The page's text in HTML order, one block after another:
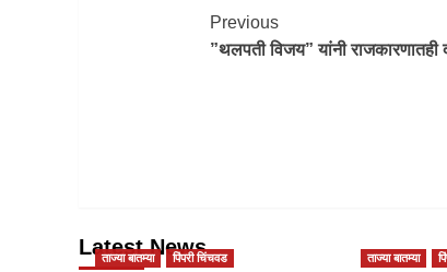
Post
Navigation
Previous
”थलपती विजय” यांनी राजकारणातही
Latest News
ताज्या बातम्या पिंपरी चिंचवड ताज्या बातम्या